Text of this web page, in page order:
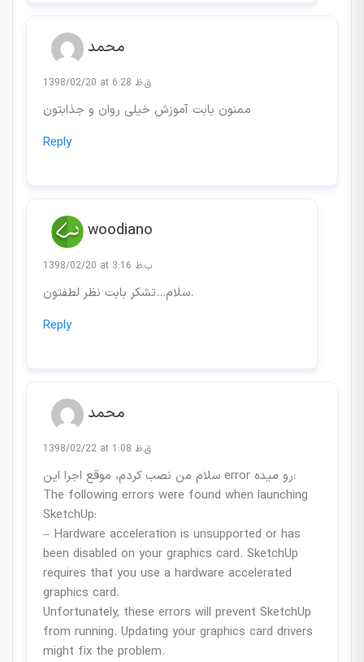
محمد
1398/02/20 at 6:28 ق.ظ
ممنون بابت آموزش خیلی روان و جذابتون
Reply
woodiano
1398/02/20 at 3:16 ب.ظ
سلام…تشکر بابت نظر لطفتون.
Reply
محمد
1398/02/22 at 1:08 ق.ظ
سلام من نصب کردم، موقع اجرا این error رو میده:
The following errors were found when launching
SketchUp:
– Hardware acceleration is unsupported or has
been disabled on your graphics card. SketchUp
requires that you use a hardware accelerated
graphics card.
Unfortunately, these errors will prevent SketchUp
from running. Updating your graphics card drivers
might fix the problem.